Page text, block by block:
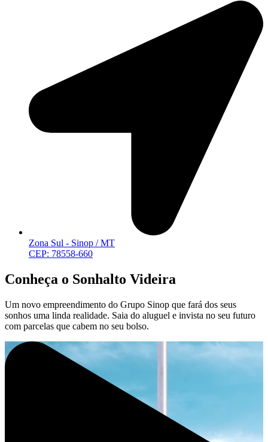
Zona Sul - Sinop / MT
CEP: 78558-660
Conheça o Sonhalto Videira
Um novo empreendimento do Grupo Sinop que fará dos seus
sonhos uma linda realidade. Saia do aluguel e invista no seu futuro
com parcelas que cabem no seu bolso.